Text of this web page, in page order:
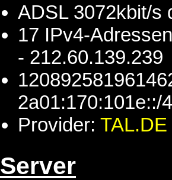
ADSL 3072kbit/s
17 IPv4-
- 212.60.139.239
2a01:170:101e::/
Provider:
Server